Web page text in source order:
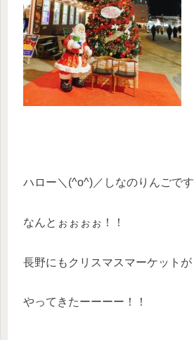
ハロー＼(^o^)／しなのりんごです
なんとぉぉぉぉ！！
長野にもクリスマスマーケットが
やってきたーーーー！！